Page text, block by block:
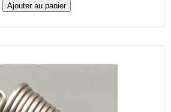
Ajouter au panier